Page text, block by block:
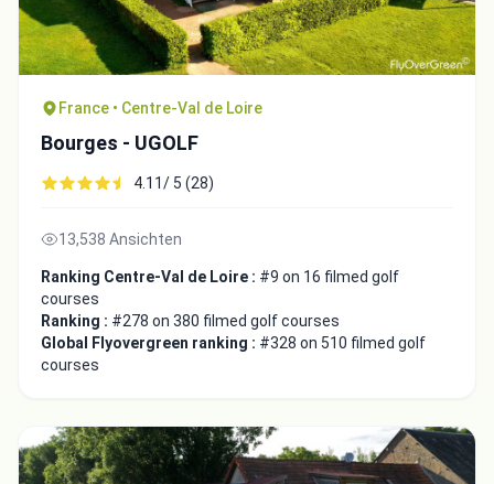
France • Centre-Val de Loire
Bourges - UGOLF
4.11/ 5 (28)
13,538 Ansichten
Ranking Centre-Val de Loire : #9 on 16 filmed golf
courses
Ranking : #278 on 380 filmed golf courses
Global Flyovergreen ranking : #328 on 510 filmed golf
courses